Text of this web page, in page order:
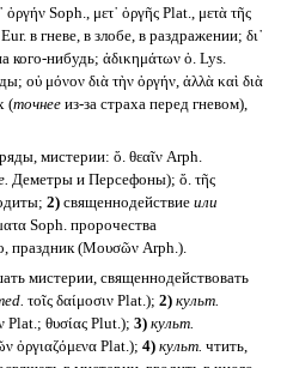
ὀργήν Soph., μετ᾽ ὀργῆς Plat., μετὰ τῆς
в гневе, в злобе, в раздражении; δι᾽
кого-нибудь; ἀδικημάτων ὀ. Lys.
οὐ μόνον διὰ τὴν ὀργήν, ἀλλὰ καὶ διὰ
(точнееиз-за страха перед гневом),
мистерии: ὄ. θεαῖν Arph.
Деметры и Персефоны); ὄ. τῆς
2)священнодействие или
Soph. пророчества
праздник (Μουσῶν Arph.).
мистерии, священнодействовать
τοῖς δαίμοσιν Plat.); 2) культ.
Plat.; θυσίας Plut.); 3) культ.
ὀργιαζόμενα Plat.); 4) культ. чтить,